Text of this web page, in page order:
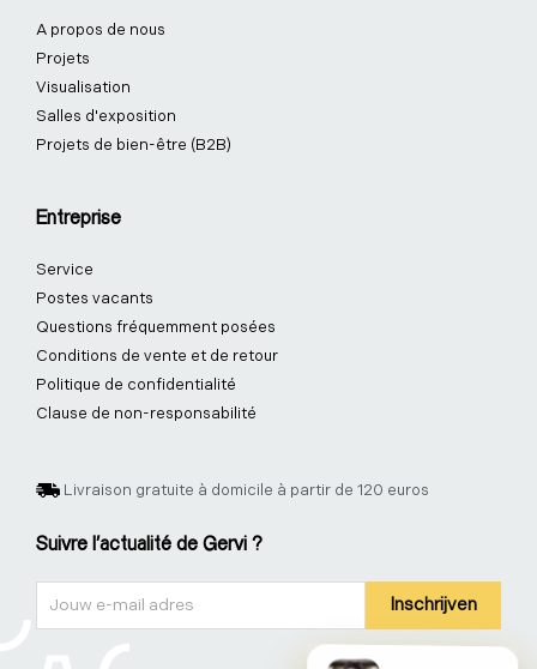
A propos de nous
Projets
Visualisation
Salles d'exposition
Projets de bien-être (B2B)
Entreprise
Service
Postes vacants
Questions fréquemment posées
Conditions de vente et de retour
Politique de confidentialité
Clause de non-responsabilité
Livraison gratuite à domicile à partir de 120 euros
Suivre l'actualité de Gervi ?
Inschrijven